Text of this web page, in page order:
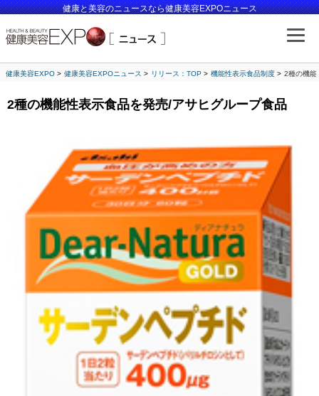
健康と美容のニュースなら健康美容EXPOニュース
健康美容EXPO 健康美容EXPOニュース リリース：TOP 機能性表示食品制度 2種の機能
2種の機能性表示食品を発売/アサヒグループ食品